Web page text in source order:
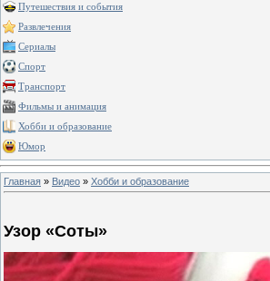
Путешествия и события
Развлечения
Сериалы
Спорт
Транспорт
Фильмы и анимация
Хобби и образование
Юмор
Главная » Видео » Хобби и образование
Узор «Соты»